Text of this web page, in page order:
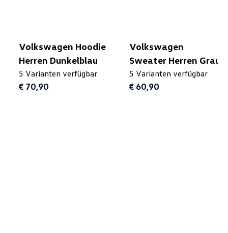
Volkswagen Hoodie
Herren Dunkelblau
5 Varianten verfügbar
€ 70,90
Volkswagen
Sweater Herren Grau
5 Varianten verfügbar
€ 60,90